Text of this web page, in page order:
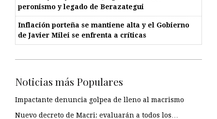
peronismo y legado de Berazategui
Inflación porteña se mantiene alta y el Gobierno
de Javier Milei se enfrenta a críticas
Noticias más Populares
Impactante denuncia golpea de lleno al macrismo
Nuevo decreto de Macri: evaluarán a todos los…